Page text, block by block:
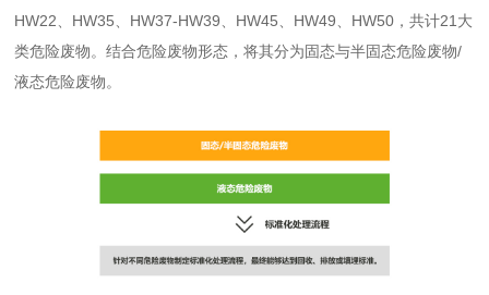
HW22、HW35、HW37-HW39、HW45、HW49、HW50，共计21大
类危险废物。结合危险废物形态，将其分为固态与半固态危险废物/
液态危险废物。